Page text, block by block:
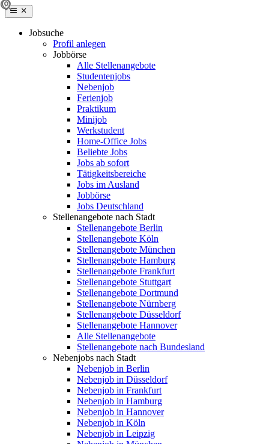
Jobsuche
Profil anlegen
Jobbörse
Alle Stellenangebote
Studentenjobs
Nebenjob
Ferienjob
Praktikum
Minijob
Werkstudent
Home-Office Jobs
Beliebte Jobs
Jobs ab sofort
Tätigkeitsbereiche
Jobs im Ausland
Jobbörse
Jobs Deutschland
Stellenangebote nach Stadt
Stellenangebote Berlin
Stellenangebote Köln
Stellenangebote München
Stellenangebote Hamburg
Stellenangebote Frankfurt
Stellenangebote Stuttgart
Stellenangebote Dortmund
Stellenangebote Nürnberg
Stellenangebote Düsseldorf
Stellenangebote Hannover
Alle Stellenangebote
Stellenangebote nach Bundesland
Nebenjobs nach Stadt
Nebenjob in Berlin
Nebenjob in Düsseldorf
Nebenjob in Frankfurt
Nebenjob in Hamburg
Nebenjob in Hannover
Nebenjob in Köln
Nebenjob in Leipzig